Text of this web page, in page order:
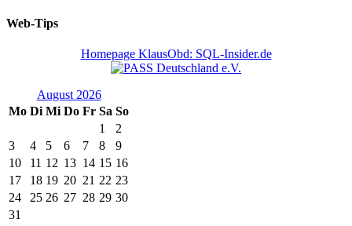
Web-Tips
Homepage KlausObd: SQL-Insider.de
August 2026
Mo Di Mi Do Fr Sa So
1
2
3
4 5 6 7 8
9
10
11 12 13 14 15 16
17
18 19 20 21 22 23
24
25 26 27 28 29 30
31